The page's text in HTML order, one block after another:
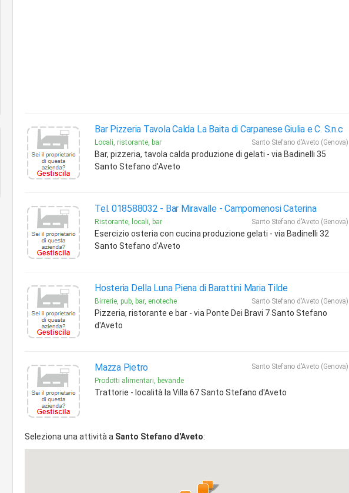
Bar Pizzeria Tavola Calda La Baita di Carpanese Giulia e C. S.n.c
Santo Stefano d'Aveto (Genova)
Locali, ristorante, bar
Bar, pizzeria, tavola calda produzione di gelati - via Badinelli 35
Santo Stefano d'Aveto
Tel. 018588032 - Bar Miravalle -Campomenosi Caterina
Santo Stefano d'Aveto (Genova)
Ristorante, locali, bar
Esercizio osteria con cucina produzione gelati - via Badinelli 32
Santo Stefano d'Aveto
Hosteria Della Luna Piena di Barattini Maria Tilde
Santo Stefano d'Aveto (Genova)
Birrerie, pub, bar, enoteche
Pizzeria, ristorante e bar - via Ponte Dei Bravi 7 Santo Stefano
d'Aveto
Mazza Pietro
Santo Stefano d'Aveto (Genova)
Prodotti alimentari, bevande
Trattorie - località la Villa 67 Santo Stefano d'Aveto
Seleziona una attività a Santo Stefano d'Aveto: